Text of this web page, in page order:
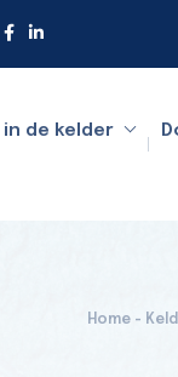
de kelder
Home -